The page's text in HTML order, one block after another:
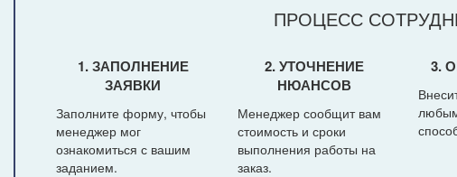
ПРОЦЕСС
1. ЗАПОЛНЕНИЕ
ЗАЯВКИ
Заполните форму, чтобы
менеджер мог
ознакомиться с вашим
заданием.
2. УТОЧНЕНИЕ
НЮАНСОВ
Менеджер сообщит вам
стоимость и сроки
выполнения работы на
заказ.
3.